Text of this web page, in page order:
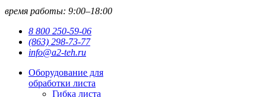
время работы: 9:00–18:00
8 800 250-59-06
(863) 298-73-77
info@a2-teh.ru
Оборудование для
обработки листа
Гибка листа